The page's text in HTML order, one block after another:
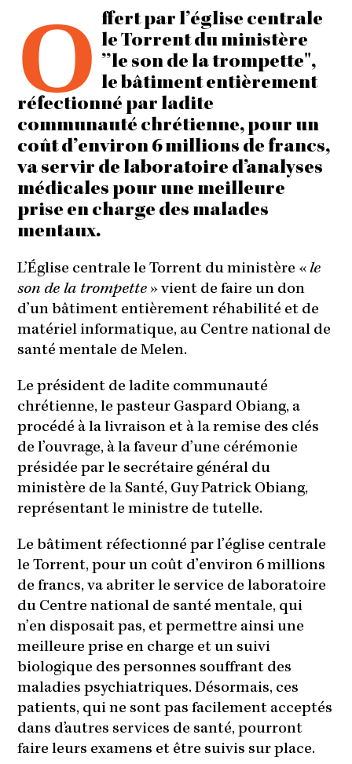
O ffert par l’église centrale
le Torrent du ministère
’’le son de la trompette",
le bâtiment entièrement
réfectionné par ladite
communauté chrétienne, pour un
coût d’environ 6 millions de francs,
va servir de laboratoire d’analyses
médicales pour une meilleure
prise en charge des malades
mentaux.
L’Église centrale le Torrent du ministère «le
son de la trompette » vient de faire un don
d’un bâtiment entièrement réhabilité et de
matériel informatique, au Centre national de
santé mentale de Melen.
Le président de ladite communauté
chrétienne, le pasteur Gaspard Obiang, a
procédé à la livraison et à la remise des clés
de l’ouvrage, à la faveur d’une cérémonie
présidée par le secrétaire général du
ministère de la Santé, Guy Patrick Obiang,
représentant le ministre de tutelle.
Le bâtiment réfectionné par l’église centrale
le Torrent, pour un coût d’environ 6 millions
de francs, va abriter le service de laboratoire
du Centre national de santé mentale, qui
n’en disposait pas, et permettre ainsi une
meilleure prise en charge et un suivi
biologique des personnes souffrant des
maladies psychiatriques. Désormais, ces
patients, qui ne sont pas facilement acceptés
dans d’autres services de santé, pourront
faire leurs examens et être suivis sur place.